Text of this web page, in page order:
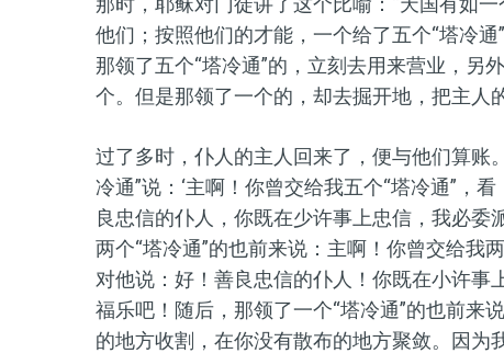
他们；按照他们的才能，一个给了五个“塔冷
那领了五个“塔冷通”的，立刻去用来营业，另
个。但是那领了一个的，却去掘开地，把主人
过了多时，仆人的主人回来了，便与他们算账
冷通”说：‘主啊！你曾交给我五个“塔冷通”，
良忠信的仆人，你既在少许事上忠信，我必
两个“塔冷通”的也前来说：主啊！你曾交给我
对他说：好！善良忠信的仆人！你既在小许
福乐吧！随后，那领了一个“塔冷通”的也前来
的地方收割，在你没有散布的地方聚敛。因为